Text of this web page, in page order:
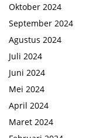
Oktober 2024
September 2024
Agustus 2024
Juli 2024
Juni 2024
Mei 2024
April 2024
Maret 2024